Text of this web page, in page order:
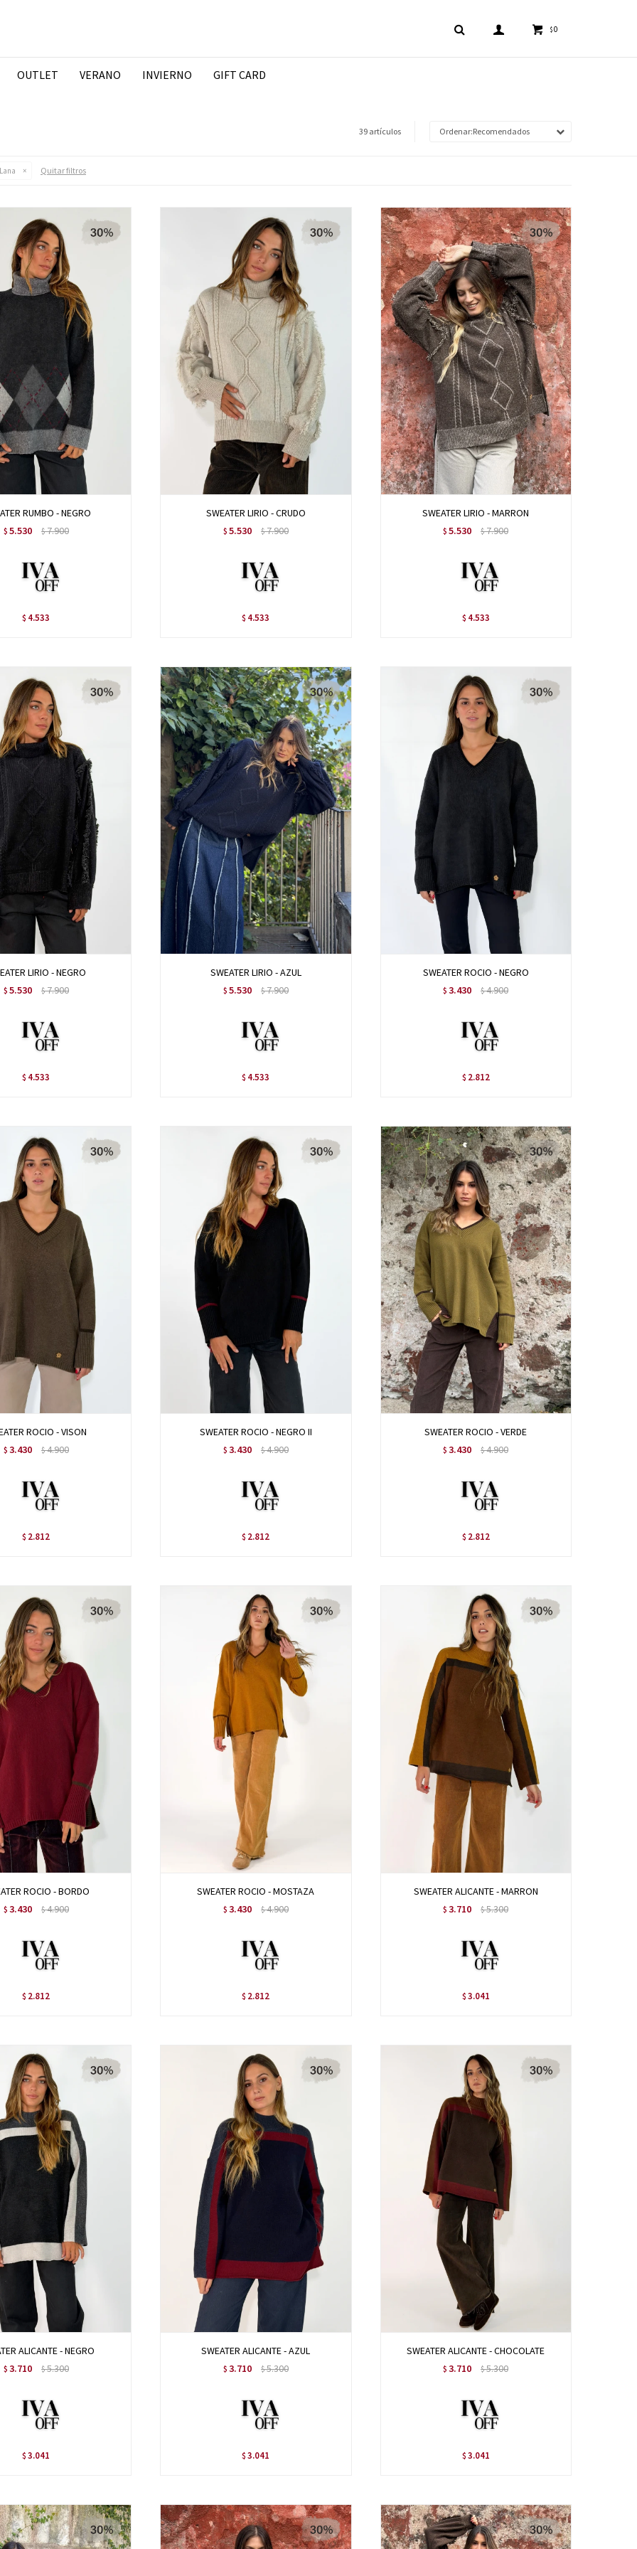
OUTLET VERANO INVIERNO GIFT CARD
$0
39 artículos Recomendados
Quitar filtros
RUMBO - NEGRO
$ 5.530 $7.900
$ 4.533
SWEATER LIRIO - CRUDO
$ 5.530 $7.900
$ 4.533
SWEATER LIRIO - MARRON
$ 5.530 $7.900
$ 4.533
LIRIO - NEGRO
$ 5.530 $7.900
$ 4.533
SWEATER LIRIO - AZUL
$ 5.530 $7.900
$ 4.533
SWEATER ROCIO - NEGRO
$ 3.430 $4.900
$ 2.812
ROCIO - VISON
$ 3.430 $4.900
$ 2.812
SWEATER ROCIO - NEGRO II
$ 3.430 $4.900
$ 2.812
SWEATER ROCIO - VERDE
$ 3.430 $4.900
$ 2.812
ROCIO - BORDO
$ 3.430 $4.900
$ 2.812
SWEATER ROCIO - MOSTAZA
$ 3.430 $4.900
$ 2.812
SWEATER ALICANTE - MARRON
$ 3.710 $5.300
$ 3.041
ALICANTE - NEGRO
$ 3.710 $5.300
$ 3.041
SWEATER ALICANTE - AZUL
$ 3.710 $5.300
$ 3.041
SWEATER ALICANTE - CHOCOLATE
$ 3.710 $5.300
$ 3.041